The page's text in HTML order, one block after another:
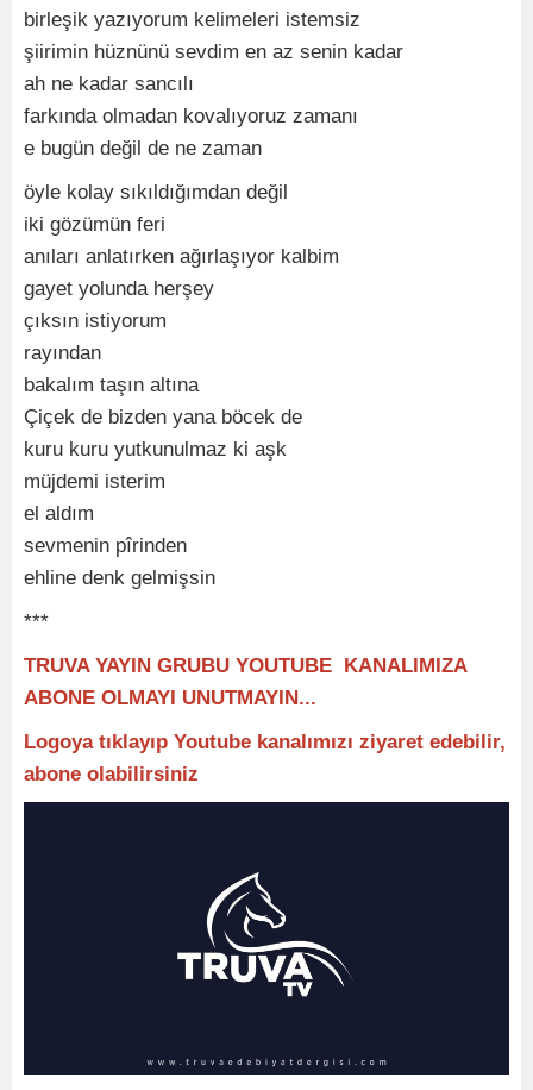
birleşik yazıyorum kelimeleri istemsiz
şiirimin hüznünü sevdim en az senin kadar
ah ne kadar sancılı
farkında olmadan kovalıyoruz zamanı
e bugün değil de ne zaman
öyle kolay sıkıldığımdan değil
iki gözümün feri
anıları anlatırken ağırlaşıyor kalbim
gayet yolunda herşey
çıksın istiyorum
rayından
bakalım taşın altına
Çiçek de bizden yana böcek de
kuru kuru yutkunulmaz ki aşk
müjdemi isterim
el aldım
sevmenin pîrinden
ehline denk gelmişsin
***
TRUVA YAYIN GRUBU YOUTUBE KANALIMIZA
ABONE OLMAYI UNUTMAYIN...
Logoya tıklayıp Youtube kanalımızı ziyaret edebilir,
abone olabilirsiniz